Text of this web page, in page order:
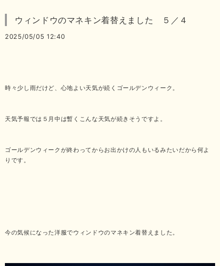
ウィンドウのマネキン着替えました ５／４
2025/05/05 12:40
時々少し雨だけど、心地よい天気が続くゴールデンウィーク。
天気予報では５月中は暫くこんな天気が続きそうですよ。
ゴールデンウィークが終わってからお出かけの人もいるみたいだから何よ
りです。
今の気候になった洋服でウィンドウのマネキン着替えました。